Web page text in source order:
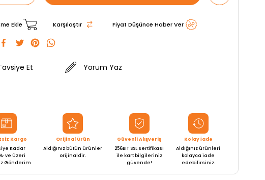
Ekle Karşılaştır Fiyat Düşünce Haber Ver
Et Yorum Yaz
Kargo
Kadar
ve Üzeri
Gönderim
Orijinal Ürün
Aldığınız bütün ürünler
orijinaldir.
Güvenli Alışveriş
256BIT SSL sertifikası
ile kart bilgileriniz
güvende!
Kolay İade
Aldığınız ürünleri
kolayca iade
edebilirsiniz.